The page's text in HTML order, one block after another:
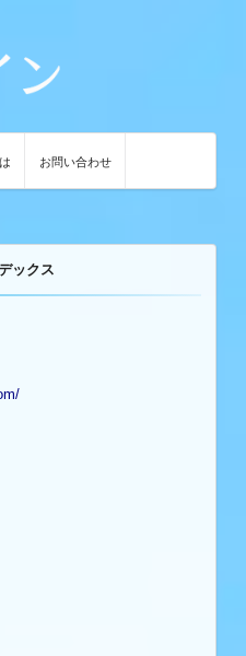
お問い合わせ
ックス